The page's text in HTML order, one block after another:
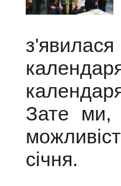
Зате ми,
січня.